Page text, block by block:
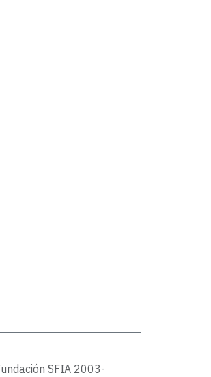
SFIA 2003-